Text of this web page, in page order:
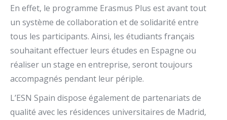
En effet, le programme Erasmus Plus est avant tout
un système de collaboration et de solidarité entre
tous les participants. Ainsi, les étudiants français
souhaitant effectuer leurs études en Espagne ou
réaliser un stage en entreprise, seront toujours
accompagnés pendant leur périple.
L’ESN Spain dispose également de partenariats de
qualité avec les résidences universitaires de Madrid,